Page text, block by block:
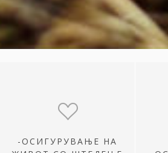
-ОСИГУРУВАЊЕ НА